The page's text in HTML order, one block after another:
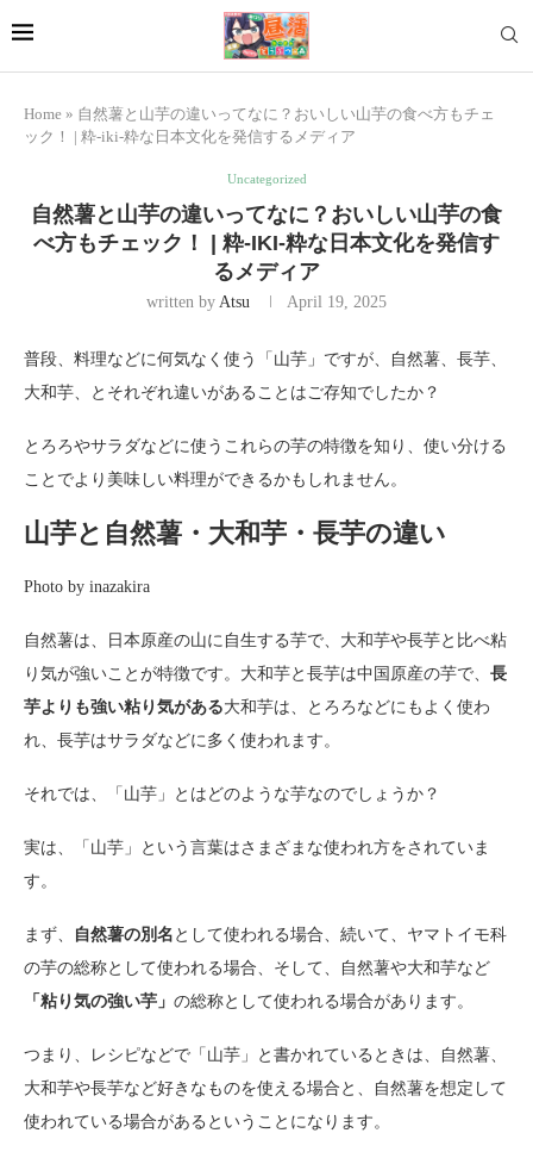
Home » 自然薯と山芋の違いってなに？おいしい山芋の食べ方もチェ
ック！ | 粋-iki-粋な日本文化を発信するメディア
Uncategorized
自然薯と山芋の違いってなに？おいしい山芋の食
べ方もチェック！ | 粋-IKI-粋な日本文化を発信す
るメディア
written by Atsu April 19, 2025
普段、料理などに何気なく使う「山芋」ですが、自然薯、長芋、
大和芋、とそれぞれ違いがあることはご存知でしたか？
とろろやサラダなどに使うこれらの芋の特徴を知り、使い分ける
ことでより美味しい料理ができるかもしれません。
山芋と自然薯・大和芋・長芋の違い
Photo by inazakira
自然薯は、日本原産の山に自生する芋で、大和芋や長芋と比べ粘
り気が強いことが特徴です。大和芋と長芋は中国原産の芋で、 長
芋よりも強い粘り気がある大和芋は、とろろなどにもよく使わ
れ、長芋はサラダなどに多く使われます。
それでは、「山芋」とはどのような芋なのでしょうか？
実は、「山芋」という言葉はさまざまな使われ方をされていま
す。
まず、 自然薯の別名 として使われる場合、続いて、ヤマトイモ科
の芋の総称として使われる場合、そして、自然薯や大和芋など
「粘り気の強い芋」 の総称として使われる場合があります。
つまり、レシピなどで「山芋」と書かれているときは、自然薯、
大和芋や長芋など好きなものを使える場合と、自然薯を想定して
使われている場合があるということになります。